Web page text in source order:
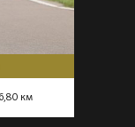
6,80 км